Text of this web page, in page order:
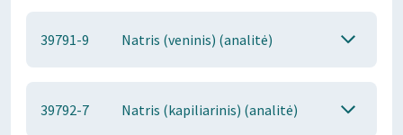
39791-9 Natris (veninis) (analitė)
39792-7 Natris (kapiliarinis) (analitė)